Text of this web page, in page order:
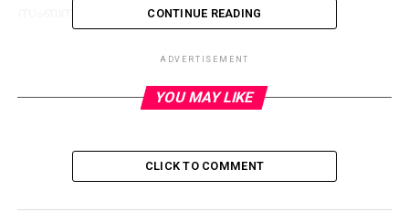
സംബന്ധിച്ചും ലജ്ജാകരം തന്നെ.
അഞ്ചു സോണുകളിലായി ആറായിരത്തോളം
രാജ്യത്തെ ശരാശരിയേക്കാള്‍ ഉയര്‍ന്ന തൊഴിലാളി
നാല്‍പത്തയ്യായിരത്തോളം ജീവനക്കാരും മുപ്പത്തി
അയ്യായിരത്തോളം പെന്‍ഷന്‍കാരും. കഴിഞ്ഞ മൂന്നു
നാലുമാസമായി അധ്വാനത്തിന്റെ പ്രതിഫലത്തിന്
CONTINUE READING
ADVERTISEMENT
YOU MAY LIKE
CLICK TO COMMENT